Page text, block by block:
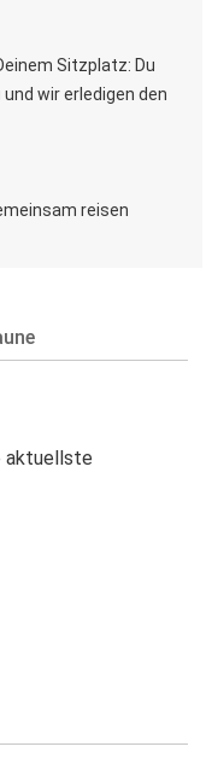
Sitzplatz: Du
wir erledigen den
reisen
aktuellste